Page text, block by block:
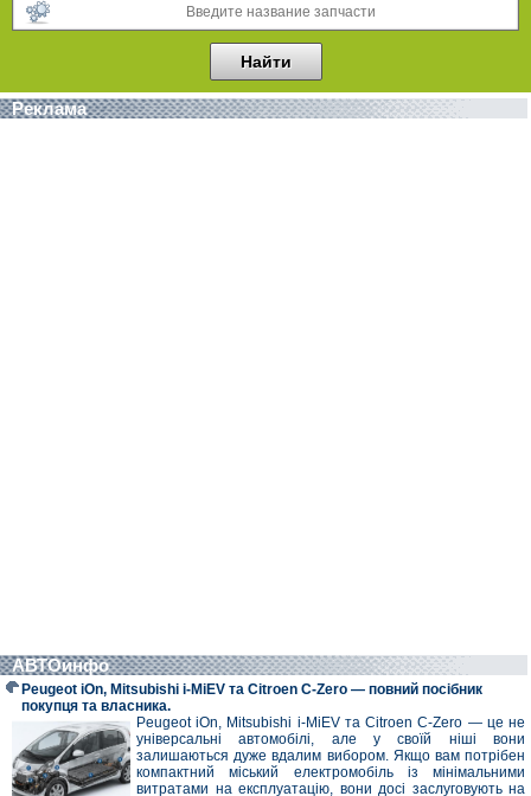
Реклама
АВТОинфо
Peugeot iOn, Mitsubishi i-MiEV та Citroen C-Zero — повний посібник
покупця та власника.
Peugeot iOn, Mitsubishi i-MiEV та Citroen C-Zero — це не
універсальні автомобілі, але у своїй ніші вони
залишаються дуже вдалим вибором. Якщо вам потрібен
компактний міський електромобіль із мінімальними
витратами на експлуатацію, вони досі заслуговують на